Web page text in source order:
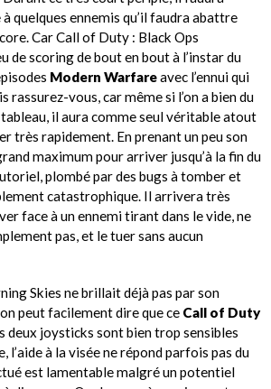
quelques ennemis qu’il faudra abattre
Car Call of Duty : Black Ops
de scoring de bout en bout à l’instar du
Modern Warfareavec l’ennui qui
rassurez-vous, car même si l’on a bien du
tableau, il aura comme seul véritable atout
très rapidement. En prenant un peu son
maximum pour arriver jusqu’à la fin du
plombé par des bugs à tomber et
catastrophique. Il arrivera très
face à un ennemi tirant dans le vide, ne
pas, et le tuer sans aucun
Skies ne brillait déjà pas par son
peut facilement dire que ce Call of Duty
deux joysticks sont bien trop sensibles
l’aide à la visée ne répond parfois pas du
est lamentable malgré un potentiel